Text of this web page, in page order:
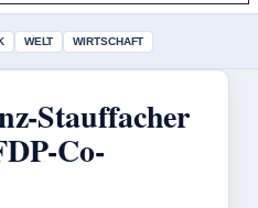
WELT WIRTSCHAFT
Stauffacher
Co-